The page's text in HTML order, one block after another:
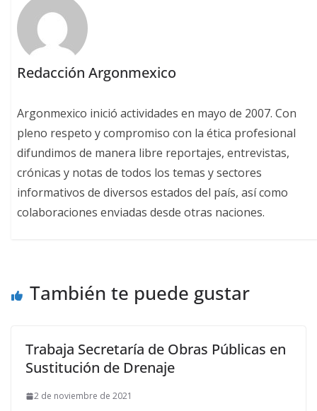
Redacción Argonmexico
Argonmexico inició actividades en mayo de 2007. Con
pleno respeto y compromiso con la ética profesional
difundimos de manera libre reportajes, entrevistas,
crónicas y notas de todos los temas y sectores
informativos de diversos estados del país, así como
colaboraciones enviadas desde otras naciones.
También te puede gustar
Trabaja Secretaría de Obras Públicas en
Sustitución de Drenaje
2 de noviembre de 2021